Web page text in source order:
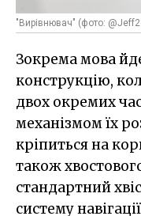
"Вирівнювач" (фото:
Зокрема мова
конструкцію,
двох окремих
механізмом їх
кріпиться на
також
стандартний
систему